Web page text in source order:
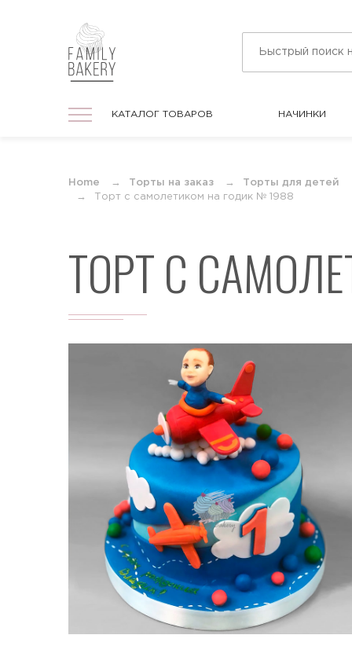
На праздник
Торты на любой праздник
Торты в подарок для мужчин и женщин
Свадебные торты
Огромный выбор свадебных тортов
Детские торты
Вкусные торты для мальчиков и
девочек
Капкейки
Кексы с индивидуальным оформлением
Корпоративные торты
Торты на корпоратив компании
КАТАЛОГ ТОВАРОВ НАЧИНКИ
Home Торты на заказ Торты для детей
Торт с самолетиком на годик № 1988
ТОРТ С